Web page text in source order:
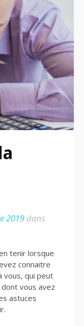
2019 dans
tenir lorsque
connaitre
vous, qui peut
vous avez
astuces